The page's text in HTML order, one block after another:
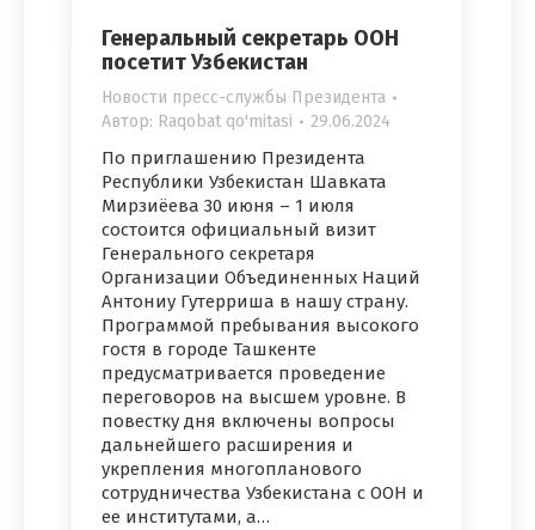
Генеральный секретарь ООН
посетит Узбекистан
Новости пресс-службы Президента
Автор: Raqobat qo'mitasi 29.06.2024
По приглашению Президента
Республики Узбекистан Шавката
Мирзиёева 30 июня – 1 июля
состоится официальный визит
Генерального секретаря
Организации Объединенных Наций
Антониу Гутерриша в нашу страну.
Программой пребывания высокого
гостя в городе Ташкенте
предусматривается проведение
переговоров на высшем уровне. В
повестку дня включены вопросы
дальнейшего расширения и
укрепления многопланового
сотрудничества Узбекистана с ООН и
ее институтами, а…